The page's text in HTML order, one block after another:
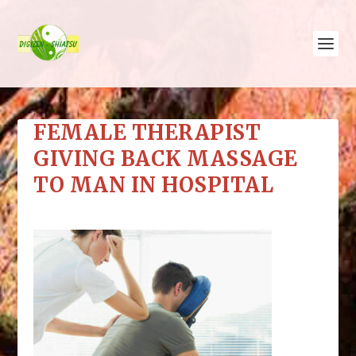
FEMALE THERAPIST
GIVING BACK MASSAGE
TO MAN IN HOSPITAL